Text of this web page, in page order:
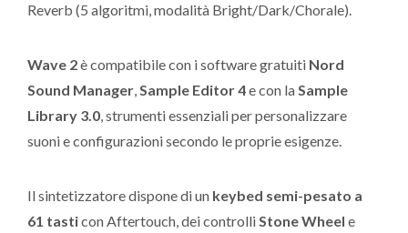
Reverb (5 algoritmi, modalità Bright/Dark/Chorale).
Wave 2è compatibile con i software gratuiti Nord
Sound Manager,Sample Editor 4e con laSample
Library 3.0, strumenti essenziali per personalizzare
suoni e configurazioni secondo le proprie esigenze.
Il sintetizzatore dispone di un keybed semi-pesato a
61 tasticon Aftertouch, dei controlliStone Wheel e